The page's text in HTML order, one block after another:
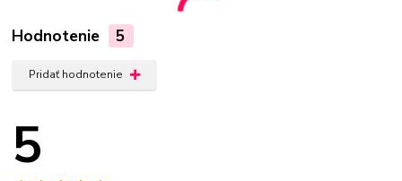
Hodnotenie 5
Pridať hodnotenie
5